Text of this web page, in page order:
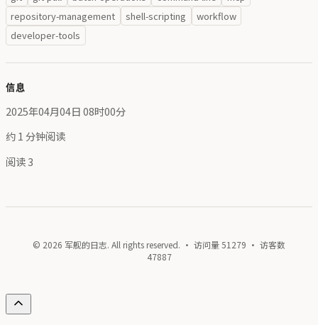
repository-management
shell-scripting
workflow
developer-tools
信息
2025年04月04日 08时00分
约 1 分钟阅读
阅读3
© 2026 军舰的日志. All rights reserved. · 访问量51279 · 访客数
47887